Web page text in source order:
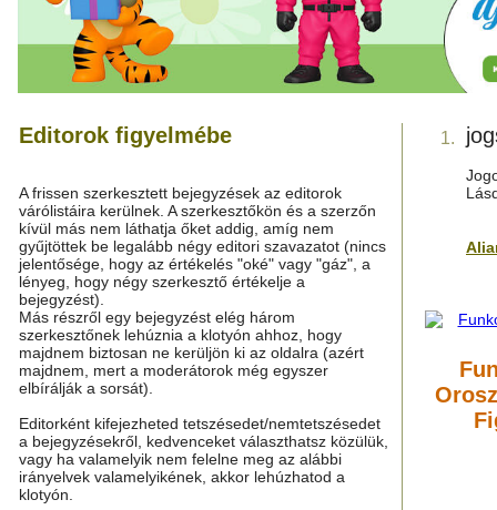
Editorok figyelmébe
A frissen szerkesztett bejegyzések az editorok
várólistáira kerülnek. A szerkesztőkön és a szerzőn
kívül más nem láthatja őket addig, amíg nem
gyűjtöttek be legalább négy editori szavazatot (nincs
jelentősége, hogy az értékelés "oké" vagy "gáz", a
lényeg, hogy négy szerkesztő értékelje a
bejegyzést).
Más részről egy bejegyzést elég három
szerkesztőnek lehúznia a klotyón ahhoz, hogy
majdnem biztosan ne kerüljön ki az oldalra (azért
majdnem, mert a moderátorok még egyszer
elbírálják a sorsát).
Editorként kifejezheted tetszésedet/nemtetszésedet
a bejegyzésekről, kedvenceket választhatsz közülük,
vagy ha valamelyik nem felelne meg az alábbi
irányelvek valamelyikének, akkor lehúzhatod a
klotyón.
1.